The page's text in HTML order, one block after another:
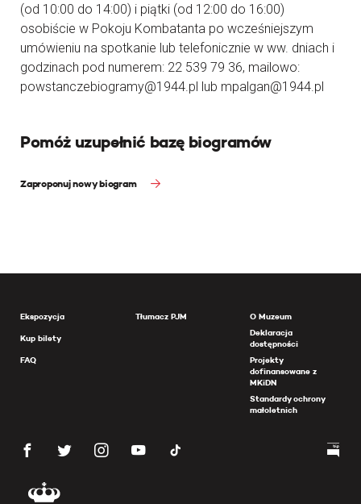
(od 10:00 do 14:00) i piątki (od 12:00 do 16:00)
osobiście w Pokoju Kombatanta po wcześniejszym
umówieniu na spotkanie lub telefonicznie w ww. dniach i
godzinach pod numerem: 22 539 79 36, mailowo:
powstanczebiogramy@1944.pl lub mpalgan@1944.pl
Pomóż uzupełnić bazę biogramów
Zaproponuj nowy biogram
Ekspozycja
Kup bilety
FAQ
Tłumacz PJM
O Muzeum
Deklaracja
dostępności
Projekty
dofinansowane z
MKiDN
Standardy ochrony
małoletnich